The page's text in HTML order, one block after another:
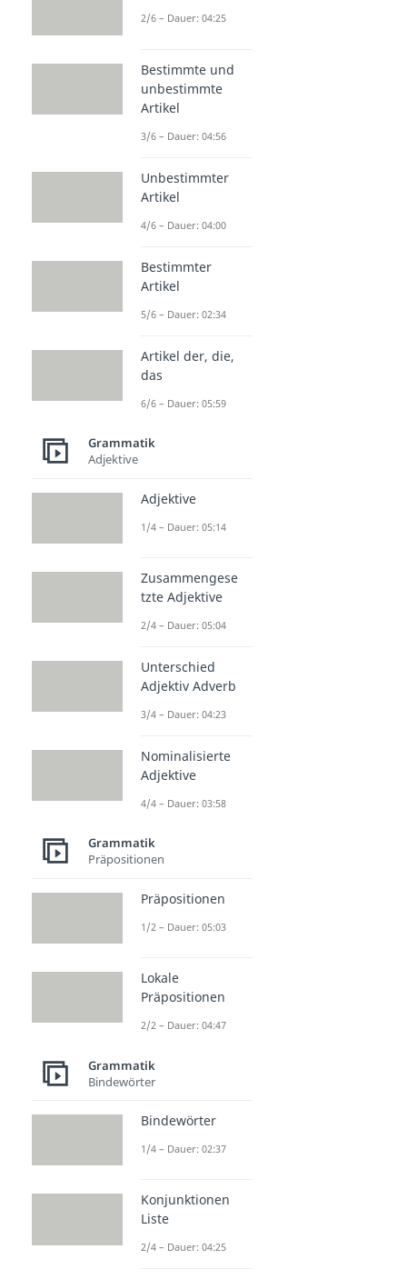
2/6 – Dauer: 04:25
Bestimmte und
unbestimmte
Artikel
3/6 – Dauer: 04:56
Unbestimmter
Artikel
4/6 – Dauer: 04:00
Bestimmter
Artikel
5/6 – Dauer: 02:34
Artikel der, die,
das
6/6 – Dauer: 05:59
Grammatik
Adjektive
Adjektive
1/4 – Dauer: 05:14
Zusammengese
tzte Adjektive
2/4 – Dauer: 05:04
Unterschied
Adjektiv Adverb
3/4 – Dauer: 04:23
Nominalisierte
Adjektive
4/4 – Dauer: 03:58
Grammatik
Präpositionen
Präpositionen
1/2 – Dauer: 05:03
Lokale
Präpositionen
2/2 – Dauer: 04:47
Grammatik
Bindewörter
Bindewörter
1/4 – Dauer: 02:37
Konjunktionen
Liste
2/4 – Dauer: 04:25